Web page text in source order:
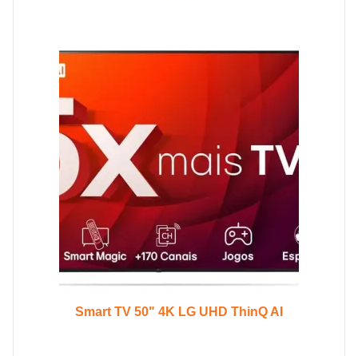
Smart TV 50" 4K LG UHD ThinQ AI